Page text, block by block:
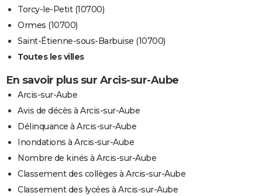
Torcy-le-Petit (10700)
Ormes (10700)
Saint-Étienne-sous-Barbuise (10700)
Toutes les villes
En savoir plus sur Arcis-sur-Aube
Arcis-sur-Aube
Avis de décès à Arcis-sur-Aube
Délinquance à Arcis-sur-Aube
Inondations à Arcis-sur-Aube
Nombre de kinés à Arcis-sur-Aube
Classement des collèges à Arcis-sur-Aube
Classement des lycées à Arcis-sur-Aube